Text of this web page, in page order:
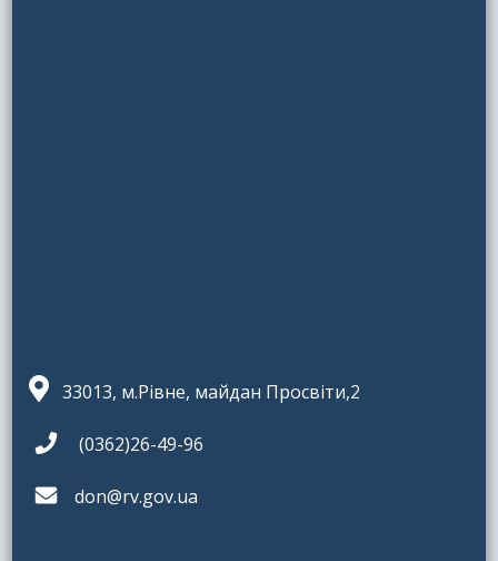
33013, м.Рівне, майдан Просвіти,2
(0362)26-49-96
don@rv.gov.ua